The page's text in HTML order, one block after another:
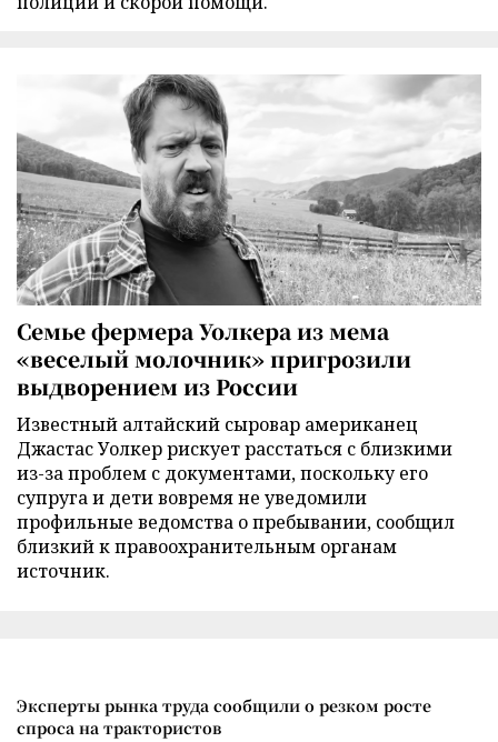
Семье фермера Уолкера из мема
«веселый молочник» пригрозили
выдворением из России
Известный алтайский сыровар американец
Джастас Уолкер рискует расстаться с близкими
из-за проблем с документами, поскольку его
супруга и дети вовремя не уведомили
профильные ведомства о пребывании, сообщил
близкий к правоохранительным органам
источник.
Эксперты рынка труда сообщили о резком росте
спроса на трактористов